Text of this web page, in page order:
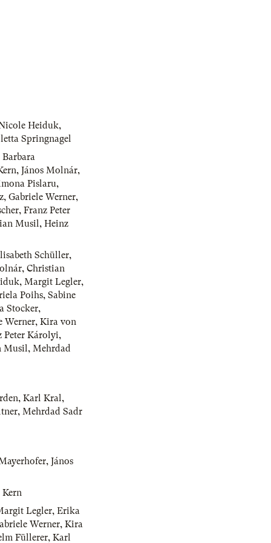
Heiduk,
Springnagel
Barbara
, János Molnár,
Pislaru,
, Gabriele Werner,
, Franz Peter
Musil, Heinz
Schüller,
, Christian
, Margit Legler,
Poihs, Sabine
Stocker,
Werner, Kira von
Peter Károlyi,
Musil, Mehrdad
, Karl Kral,
, Mehrdad Sadr
, János
Legler, Erika
Werner, Kira
Füllerer, Karl